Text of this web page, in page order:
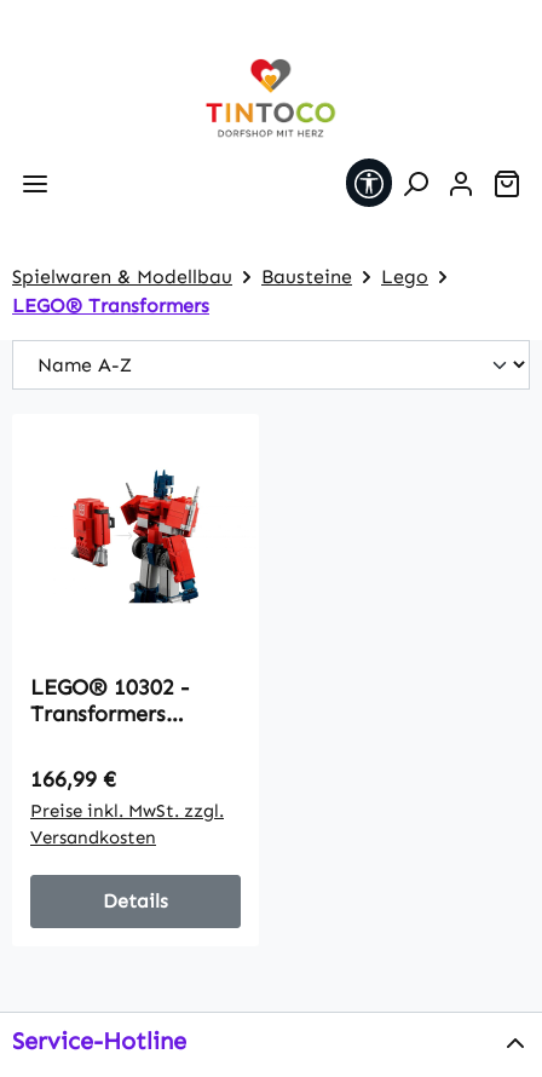
Werkzeugleiste
Spielwaren & Modellbau Bausteine
Lego
LEGO® Transformers
LEGO® 10302 -
Transformers
(1508 Teile)
Regulärer Preis:
166,99 €
Preise inkl. MwSt. zzgl.
Versandkosten
Details
Service-Hotline